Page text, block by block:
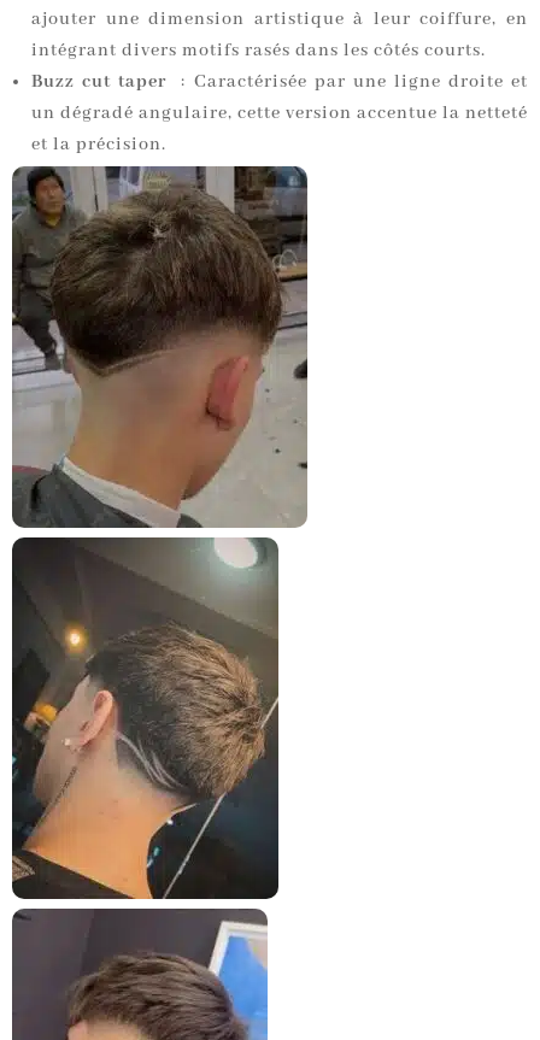
ajouter une dimension artistique à leur coiffure, en
intégrant divers motifs rasés dans les côtés courts.
Buzz cut taper : Caractérisée par une ligne droite et
un dégradé angulaire, cette version accentue la netteté
et la précision.